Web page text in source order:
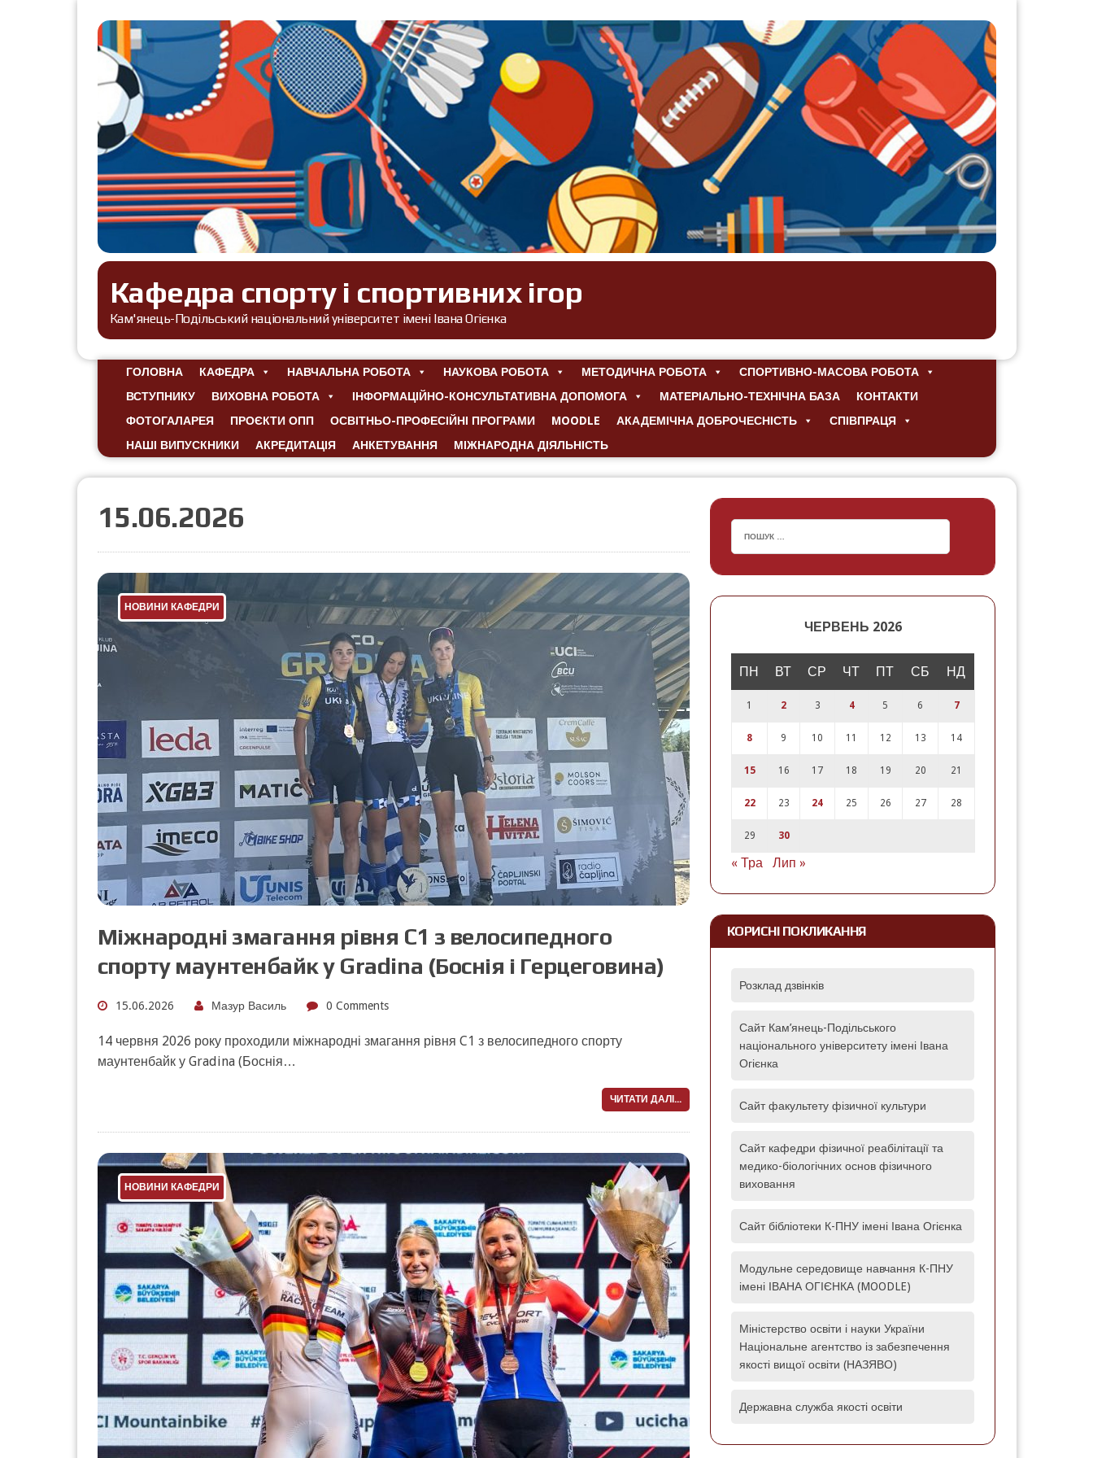
Кафедра спорту і спортивних ігор
Кам'янець-Подільський національний університет імені Івана Огієнка
ГОЛОВНА КАФЕДРА НАВЧАЛЬНА РОБОТА НАУКОВА РОБОТА МЕТОДИЧНА РОБОТА
СПОРТИВНО-МАСОВА РОБОТА
ВСТУПНИКУ
ВИХОВНА РОБОТА ІНФОРМАЦІЙНО-КОНСУЛЬТАТИВНА ДОПОМОГА МАТЕРІАЛЬНО-ТЕХНІЧНА БАЗА
КОНТАКТИ
ФОТОГАЛАРЕЯ
ПРОЄКТИ ОПП ОСВІТНЬО-ПРОФЕСІЙНІ ПРОГРАМИ MOODLE АКАДЕМІЧНА ДОБРОЧЕСНІСТЬ
СПІВПРАЦЯ
НАШІ ВИПУСКНИКИ
АКРЕДИТАЦІЯ АНКЕТУВАННЯ МІЖНАРОДНА ДІЯЛЬНІСТЬ
15.06.2026
НОВИНИ КАФЕДРИ
Міжнародні змагання рівня C1 з велосипедного
спорту маунтенбайк у Gradina (Боснія і Герцеговина)
15.06.2026 Мазур Василь 0 Comments
14 червня 2026 року проходили міжнародні змагання рівня C1 з велосипедного спорту
маунтенбайк у Gradina (Боснія…
ЧИТАТИ ДАЛІ...
НОВИНИ КАФЕДРИ
ЧЕРВЕНЬ 2026
ПН ВТ СР ЧТ ПТ СБ НД
1 2 3 4 5 6 7
8 9 10 11 12 13 14
15 16 17 18 19 20 21
22 23 24 25 26 27 28
29 30
« Тра Лип »
КОРИСНІ ПОКЛИКАННЯ
Розклад дзвінків
Сайт Кам’янець-Подільського
національного університету імені Івана
Огієнка
Сайт факультету фізичної культури
Сайт кафедри фізичної реабілітації та
медико-біологічних основ фізичного
виховання
Сайт бібліотеки К-ПНУ імені Івана Огієнка
Модульне середовище навчання К-ПНУ
імені ІВАНА ОГІЄНКА (MOODLE)‎
Міністерство освіти і науки України
Національне агентство із забезпечення
якості вищої освіти (НАЗЯВО)
Державна служба якості освіти